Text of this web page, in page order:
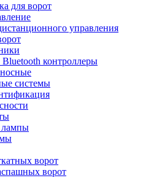
для ворот
управления
контроллеры
системы
лампы
ворот
ворот